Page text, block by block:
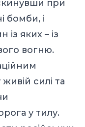
при
бомби, і
із яких – із
вогню.
силі та
у тилу.